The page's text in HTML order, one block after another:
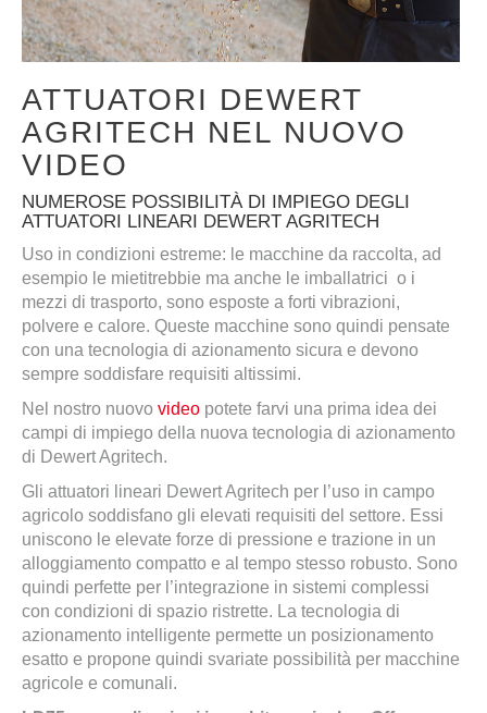
ATTUATORI DEWERT
AGRITECH NEL NUOVO
VIDEO
NUMEROSE POSSIBILITÀ DI IMPIEGO DEGLI
ATTUATORI LINEARI DEWERT AGRITECH
Uso in condizioni estreme: le macchine da raccolta, ad
esempio le mietitrebbie ma anche le imballatrici o i
mezzi di trasporto, sono esposte a forti vibrazioni,
polvere e calore. Queste macchine sono quindi pensate
con una tecnologia di azionamento sicura e devono
sempre soddisfare requisiti altissimi.
Nel nostro nuovo video potete farvi una prima idea dei
campi di impiego della nuova tecnologia di azionamento
di Dewert Agritech.
Gli attuatori lineari Dewert Agritech per l’uso in campo
agricolo soddisfano gli elevati requisiti del settore. Essi
uniscono le elevate forze di pressione e trazione in un
alloggiamento compatto e al tempo stesso robusto. Sono
quindi perfette per l’integrazione in sistemi complessi
con condizioni di spazio ristrette. La tecnologia di
azionamento intelligente permette un posizionamento
esatto e propone quindi svariate possibilità per macchine
agricole e comunali.